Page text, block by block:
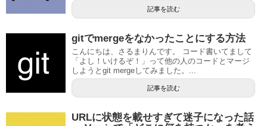
記事を読む
gitでmergeをなかったことにする方法
こんにちは、さるまりんです。 コード書いてまして
「よし！いけるぞ！」って他の人のコードとマージ
しようとgit mergeしてみました。...
記事を読む
URLに状態を載せすぎて迷子になった話